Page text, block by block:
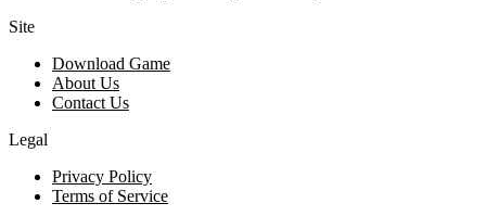
Site
Download Game
About Us
Contact Us
Legal
Privacy Policy
Terms of Service